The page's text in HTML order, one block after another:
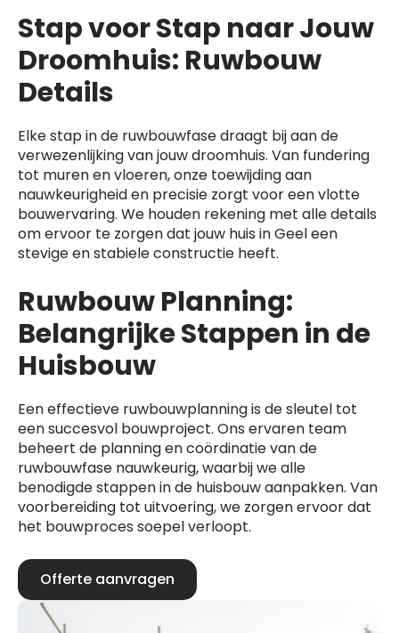
Stap voor Stap naar Jouw
Droomhuis: Ruwbouw
Details
Elke stap in de ruwbouwfase draagt bij aan de
verwezenlijking van jouw droomhuis. Van fundering
tot muren en vloeren, onze toewijding aan
nauwkeurigheid en precisie zorgt voor een vlotte
bouwervaring. We houden rekening met alle details
om ervoor te zorgen dat jouw huis in Geel een
stevige en stabiele constructie heeft.
Ruwbouw Planning:
Belangrijke Stappen in de
Huisbouw
Een effectieve ruwbouwplanning is de sleutel tot
een succesvol bouwproject. Ons ervaren team
beheert de planning en coördinatie van de
ruwbouwfase nauwkeurig, waarbij we alle
benodigde stappen in de huisbouw aanpakken. Van
voorbereiding tot uitvoering, we zorgen ervoor dat
het bouwproces soepel verloopt.
Offerte aanvragen